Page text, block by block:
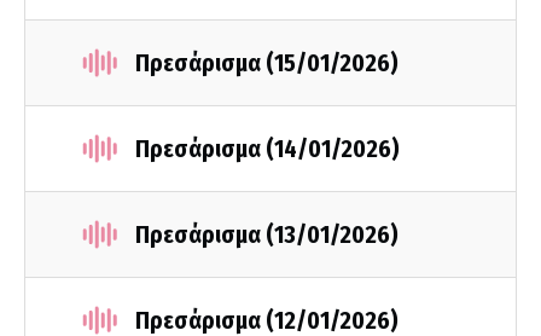
Πρεσάρισμα (15/01/2026)
Πρεσάρισμα (14/01/2026)
Πρεσάρισμα (13/01/2026)
Πρεσάρισμα (12/01/2026)